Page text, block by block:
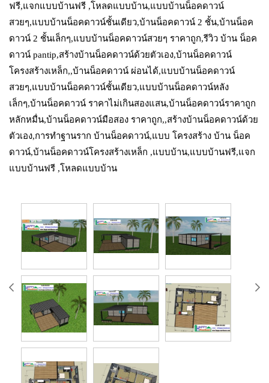
ฟรี,แจกแบบบ้านฟรี ,โหลดแบบบ้าน,แบบบ้านน็อคดาวน์
สวยๆ,แบบบ้านน็อคดาวน์ชั้นเดียว,บ้านน็อคดาวน์ 2 ชั้น,บ้านน็อค
ดาวน์ 2 ชั้นเล็กๆ,แบบบ้านน็อคดาวน์สวยๆ ราคาถูก,รีวิว บ้าน น็อค
ดาวน์ pantip,สร้างบ้านน็อคดาวน์ด้วยตัวเอง,บ้านน็อคดาวน์
โครงสร้างเหล็ก,,บ้านน็อคดาวน์ ผ่อนได้,แบบบ้านน็อคดาวน์
สวยๆ,แบบบ้านน็อคดาวน์ชั้นเดียว,แบบบ้านน็อคดาวน์หลัง
เล็กๆ,บ้านน็อคดาวน์ ราคาไม่เกินสองแสน,บ้านน็อคดาวน์ราคาถูก
หลักหมื่น,บ้านน็อคดาวน์มือสอง ราคาถูก,,สร้างบ้านน็อคดาวน์ด้วย
ตัวเอง,การทำฐานราก บ้านน็อคดาวน์,แบบ โครงสร้าง บ้าน น็อค
ดาวน์,บ้านน็อคดาวน์โครงสร้างเหล็ก ,แบบบ้าน,แบบบ้านฟรี,แจก
แบบบ้านฟรี ,โหลดแบบบ้าน